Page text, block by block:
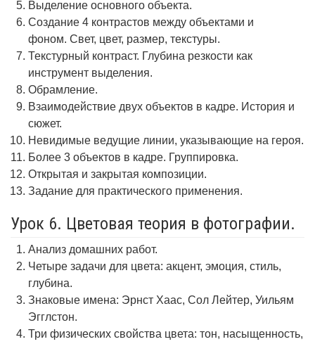
Выделение основного объекта.
Создание 4 контрастов между объектами и
фоном. Свет, цвет, размер, текстуры.
Текстурный контраст. Глубина резкости как
инструмент выделения.
Обрамление.
Взаимодействие двух объектов в кадре. История и
сюжет.
Невидимые ведущие линии, указывающие на героя.
Более 3 объектов в кадре. Группировка.
Открытая и закрытая композиции.
Задание для практического применения.
Урок 6. Цветовая теория в фотографии.
Анализ домашних работ.
Четыре задачи для цвета: акцент, эмоция, стиль,
глубина.
Знаковые имена: Эрнст Хаас, Сол Лейтер, Уильям
Эгглстон.
Три физических свойства цвета: тон, насыщенность,